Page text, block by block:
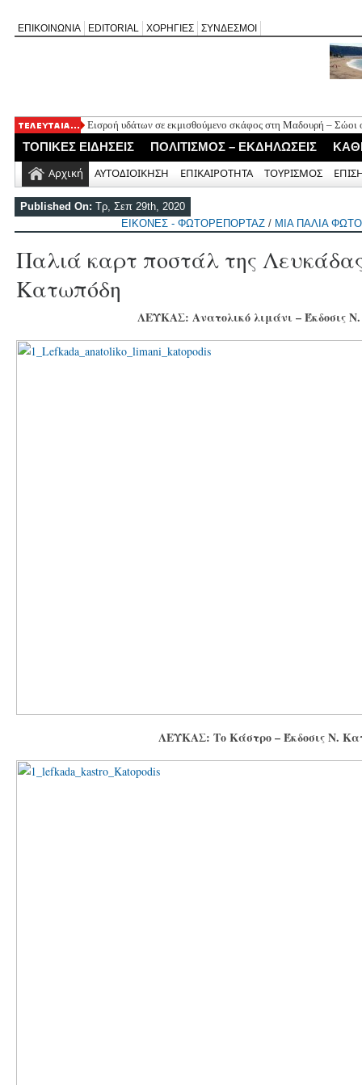
ΕΠΙΚΟΙΝΩΝΙΑ EDITORIAL ΧΟΡΗΓΙΕΣ ΣΥΝΔΕΣΜΟΙ
Εισροή υδάτων σε εκμισθούμενο σκάφος στη Μαδουρή – Σώοι
ΣΧΟΛΙΟ ΣΤΟ ΔΗΜΟΣΙΕΥΜΑ: «Η Φαρμακολύτρια» του
Καλλιγωνίου (της Χριστίνας Μιχαλά)
Άγιος Νικήτας: Απορρίφθηκε αίτημα για φιλανθρωπική δράση
Νέο Τουριστικό Χωροταξικό: Τι αλλάζει σε Λευκάδα και
και τουριστική ανάπτυξη
ΤΟΠΙΚΕΣ ΕΙΔΗΣΕΙΣ ΠΟΛΙΤΙΣΜΟΣ – ΕΚΔΗΛΩΣΕΙΣ
Αρχική ΑΥΤΟΔΙΟΙΚΗΣΗ ΕΠΙΚΑΙΡΟΤΗΤΑ ΤΟΥΡΙΣΜΟΣ
Published On: Τρ, Σεπ 29th, 2020
ΕΙΚΟΝΕΣ - ΦΩΤΟΡΕΠΟΡΤΑΖ / ΜΙΑ ΠΑΛΙΑ
Παλιά καρτ ποστάλ της
Kατωπόδη
ΛΕΥΚΑΣ: Ανατολικό λιμάνι – Έκδοσις
ΛΕΥΚΑΣ: Το Κάστρο – Έκδοσις Ν.